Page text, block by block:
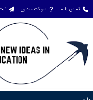
تماس با ما سوالات متداول